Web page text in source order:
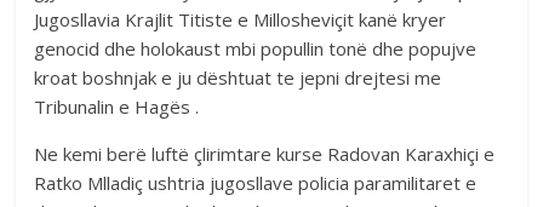
Jugosllavia Krajlit Titiste e Millosheviçit kanë kryer
genocid dhe holokaust mbi popullin tonë dhe popujve
kroat boshnjak e ju dështuat te jepni drejtesi me
Tribunalin e Hagës .
Ne kemi berë luftë çlirimtare kurse Radovan Karaxhiçi e
Ratko Mlladiç ushtria jugosllave policia paramilitaret e